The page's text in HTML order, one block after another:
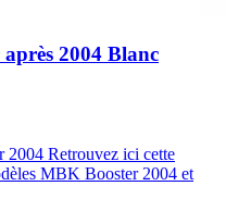
2004 Blanc
2004 Retrouvez ici cette
MBK Booster 2004 et